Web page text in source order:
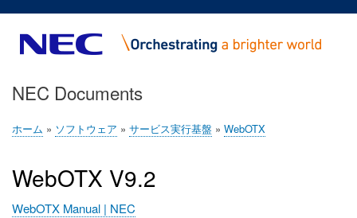
イ
ン
NEC Documents
パ
く
ホーム ソフトウェア サービス実行基盤 WebOTX
WebOTX V9.2
WebOTX Manual | NEC